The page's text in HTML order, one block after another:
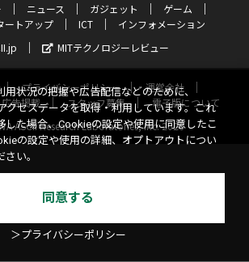
ニュース ガジェット
ゲーム
ートアップ ICT
インフォメーション
MITテクノロジーレビュー
プライバシーポリシー
運営会社
広告掲載 スタッフ募集
電子版について
ASCII Research Laboratories, Inc. 2026
用状況の把握や広告配信などのために、
クセスデータを取得・利用しています。これ
した場合、Cookieの設定や使用に同意したこ
の設定や使用の詳細、オプトアウトについ
さい。
同意する
＞プライバシーポリシー